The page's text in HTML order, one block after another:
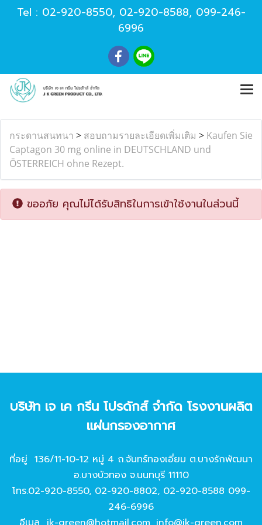
Tel : 02-920-8550, 02-920-8588, 099-246-
6996
กระดานสนทนา > สอบถามรายละเอียดเพิ่มเติม > Kaufen Sie
Captagon 30 mg online in DEUTSCHLAND und
ÖSTERREICH ohne Rezept.
ขออภัย คุณไม่ได้รับสิทธิในการเข้าใช้งานในส่วนนี้
บริษัท เจ เค กรีน โปรดักส์ จํากัด โรงงานผลิต
แผ่นกรองอากาศ
ที่อยู่ 136/11-10-12 หมู่ 4 ถ.จันทร์ทองเอี่ยม ต.บางรักพัฒนา
อ.บางบัวทอง จ.นนทบุรี 11110
โทร.02-920-8550, 02-920-8802, 02-920-8588 099-
246-6996